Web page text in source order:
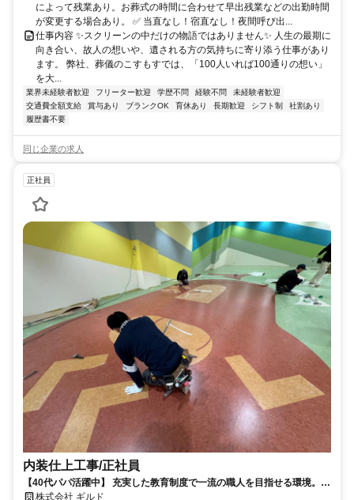
によって残業あり。お葬式の時間に合わせて早出残業などの出勤時間
が変更する場合あり。 ✅ 当直なし！宿直なし！夜間呼び出...
仕事内容 ✨スクリーンの中だけの物語ではありません✨ 人生の最期に
向き合い、故人の想いや、遺される方の気持ちに寄り添う仕事があり
ます。 弊社、葬儀のこすもすでは、「100人いれば100通りの想い」
を大...
業界未経験者歓迎 フリーター歓迎 学歴不問 経験不問
未経験者歓迎
交通費全額支給
賞与あり ブランクOK 育休あり 長期歓迎 シフト制
社割あり
履歴書不要
同じ企業の求人
正社員
内装仕上工事/正社員
【40代パパ活躍中】 充実した教育制度で一流の職人を目指せる環境。
70歳まで元気に働くことを目指す職場です。
株式会社 ギルド